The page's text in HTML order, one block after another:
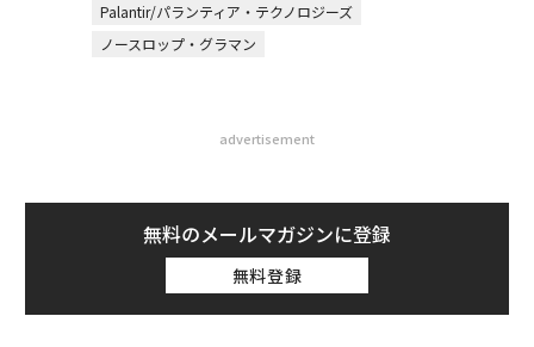
Palantir/パランティア・テクノロジーズ
ノースロップ・グラマン
advertisement
無料のメールマガジンに登録
無料登録